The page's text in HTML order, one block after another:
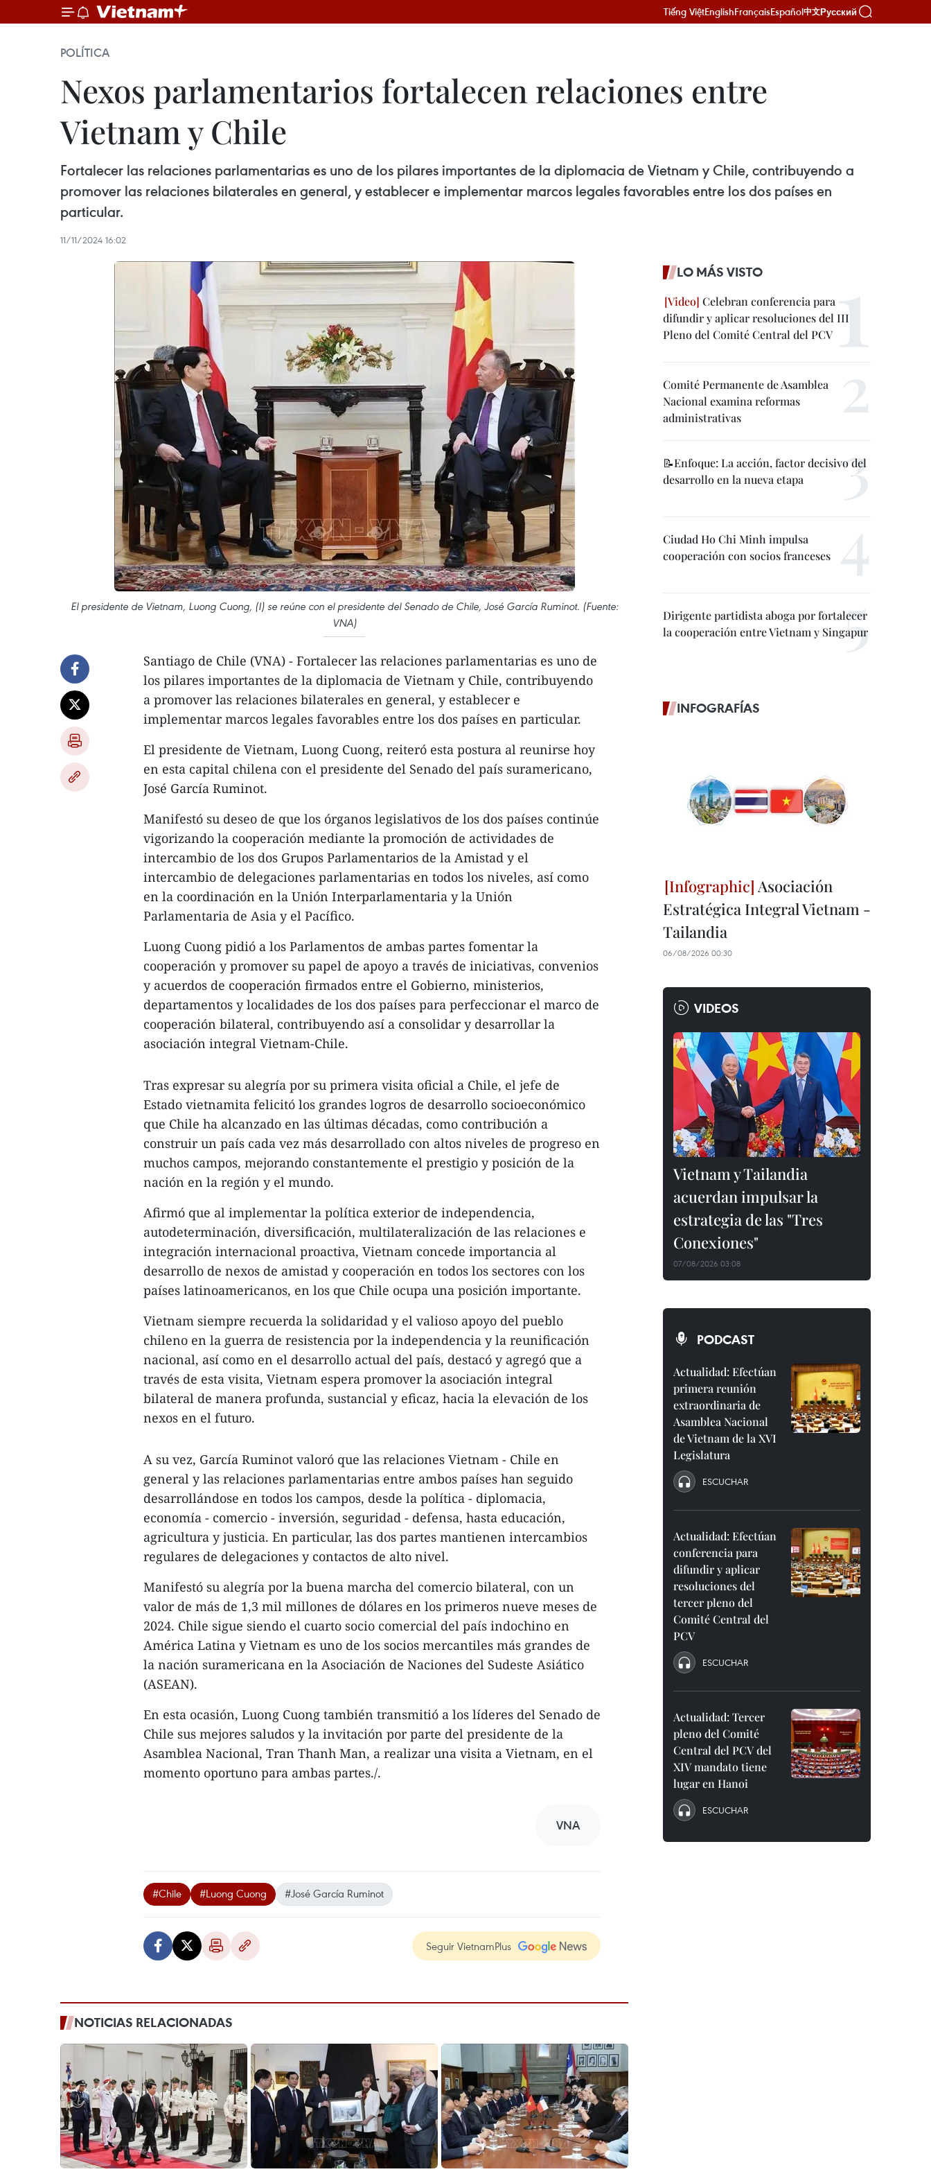
Tiếng ViệtEnglishFrançaisEspañol中文Русский
POLÍTICA
Nexos parlamentarios fortalecen relaciones entre
Vietnam y Chile
Fortalecer las relaciones parlamentarias es uno de los pilares importantes de la diplomacia de Vietnam y Chile, contribuyendo a
promover las relaciones bilaterales en general, y establecer e implementar marcos legales favorables entre los dos países en
particular.
11/11/2024 16:02
El presidente de Vietnam, Luong Cuong, (I) se reúne con el presidente del Senado de Chile, José García Ruminot. (Fuente:
VNA)
Santiago de Chile (VNA) - Fortalecer las relaciones parlamentarias es uno de
los pilares importantes de la diplomacia de Vietnam y Chile, contribuyendo
a promover las relaciones bilaterales en general, y establecer e
implementar marcos legales favorables entre los dos países en particular.
El presidente de Vietnam, Luong Cuong, reiteró esta postura al reunirse hoy
en esta capital chilena con el presidente del Senado del país suramericano,
José García Ruminot.
Manifestó su deseo de que los órganos legislativos de los dos países continúe
vigorizando la cooperación mediante la promoción de actividades de
intercambio de los dos Grupos Parlamentarios de la Amistad y el
intercambio de delegaciones parlamentarias en todos los niveles, así como
en la coordinación en la Unión Interparlamentaria y la Unión
Parlamentaria de Asia y el Pacífico.
Luong Cuong pidió a los Parlamentos de ambas partes fomentar la
cooperación y promover su papel de apoyo a través de iniciativas, convenios
y acuerdos de cooperación firmados entre el Gobierno, ministerios,
departamentos y localidades de los dos países para perfeccionar el marco de
cooperación bilateral, contribuyendo así a consolidar y desarrollar la
asociación integral Vietnam-Chile.
Tras expresar su alegría por su primera visita oficial a Chile, el jefe de
Estado vietnamita felicitó los grandes logros de desarrollo socioeconómico
que Chile ha alcanzado en las últimas décadas, como contribución a
construir un país cada vez más desarrollado con altos niveles de progreso en
muchos campos, mejorando constantemente el prestigio y posición de la
nación en la región y el mundo.
Afirmó que al implementar la política exterior de independencia,
autodeterminación, diversificación, multilateralización de las relaciones e
integración internacional proactiva, Vietnam concede importancia al
desarrollo de nexos de amistad y cooperación en todos los sectores con los
países latinoamericanos, en los que Chile ocupa una posición importante.
Vietnam siempre recuerda la solidaridad y el valioso apoyo del pueblo
chileno en la guerra de resistencia por la independencia y la reunificación
nacional, así como en el desarrollo actual del país, destacó y agregó que a
través de esta visita, Vietnam espera promover la asociación integral
bilateral de manera profunda, sustancial y eficaz, hacia la elevación de los
nexos en el futuro.
A su vez, García Ruminot valoró que las relaciones Vietnam - Chile en
general y las relaciones parlamentarias entre ambos países han seguido
desarrollándose en todos los campos, desde la política - diplomacia,
economía - comercio - inversión, seguridad - defensa, hasta educación,
agricultura y justicia. En particular, las dos partes mantienen intercambios
regulares de delegaciones y contactos de alto nivel.
Manifestó su alegría por la buena marcha del comercio bilateral, con un
valor de más de 1,3 mil millones de dólares en los primeros nueve meses de
2024. Chile sigue siendo el cuarto socio comercial del país indochino en
América Latina y Vietnam es uno de los socios mercantiles más grandes de
la nación suramericana en la Asociación de Naciones del Sudeste Asiático
(ASEAN).
En esta ocasión, Luong Cuong también transmitió a los líderes del Senado de
Chile sus mejores saludos y la invitación por parte del presidente de la
Asamblea Nacional, Tran Thanh Man, a realizar una visita a Vietnam, en el
momento oportuno para ambas partes./.
VNA
#Chile #Luong Cuong #José García Ruminot
Seguir VietnamPlus
NOTICIAS RELACIONADAS
LO MÁS VISTO
Celebran conferencia para
difundir y aplicar resoluciones del III
Pleno del Comité Central del PCV
Comité Permanente de Asamblea
Nacional examina reformas
administrativas
📝Enfoque: La acción, factor decisivo del
desarrollo en la nueva etapa
Ciudad Ho Chi Minh impulsa
cooperación con socios franceses
Dirigente partidista aboga por fortalecer
la cooperación entre Vietnam y Singapur
INFOGRAFÍAS
Asociación
Estratégica Integral Vietnam -
Tailandia
06/08/2026 00:30
VIDEOS
Vietnam y Tailandia
acuerdan impulsar la
estrategia de las "Tres
Conexiones"
07/08/2026 03:08
PODCAST
Actualidad: Efectúan
primera reunión
extraordinaria de
Asamblea Nacional
de Vietnam de la XVI
Legislatura
ESCUCHAR
Actualidad: Efectúan
conferencia para
difundir y aplicar
resoluciones del
tercer pleno del
Comité Central del
PCV
ESCUCHAR
Actualidad: Tercer
pleno del Comité
Central del PCV del
XIV mandato tiene
lugar en Hanoi
ESCUCHAR